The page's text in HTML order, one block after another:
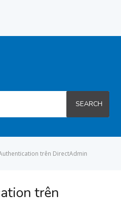
SEARCH
trên DirectAdmin
trên